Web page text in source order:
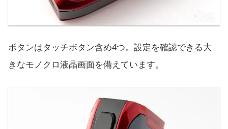
ボタンはタッチボタン含め4つ。設定を確認できる大
きなモノクロ液晶画面を備えています。